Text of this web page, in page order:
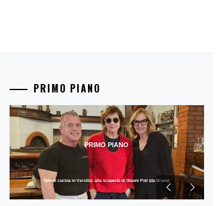
PRIMO PIANO
Talenti cucina in Versilia: alla scoperta di Gianni Poli (da Bruno)
PRIMO PIANO